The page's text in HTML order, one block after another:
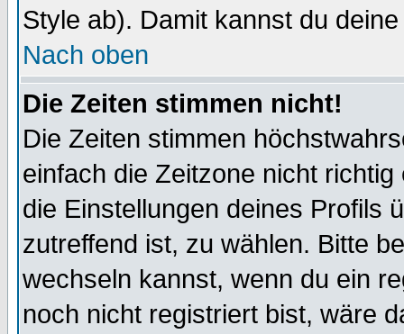
Style ab). Damit kannst du
Nach oben
Die Zeiten stimmen nicht!
Die Zeiten stimmen
einfach die Zeitzone nicht
die Einstellungen deines Profils
zutreffend ist, zu wählen. Bitte
wechseln kannst, wenn du ein
noch nicht registriert bist, wäre